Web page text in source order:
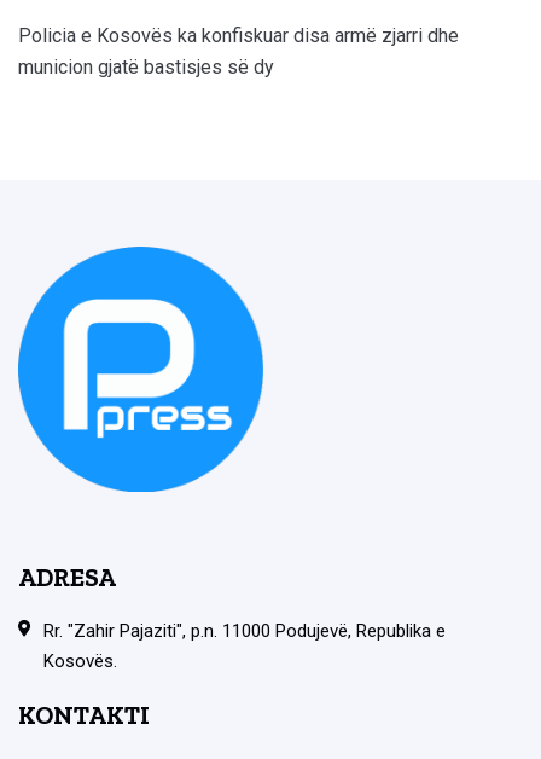
Policia e Kosovës ka konfiskuar disa armë zjarri dhe
municion gjatë bastisjes së dy
ADRESA
Rr. "Zahir Pajaziti", p.n. 11000 Podujevë, Republika e
Kosovës.
KONTAKTI